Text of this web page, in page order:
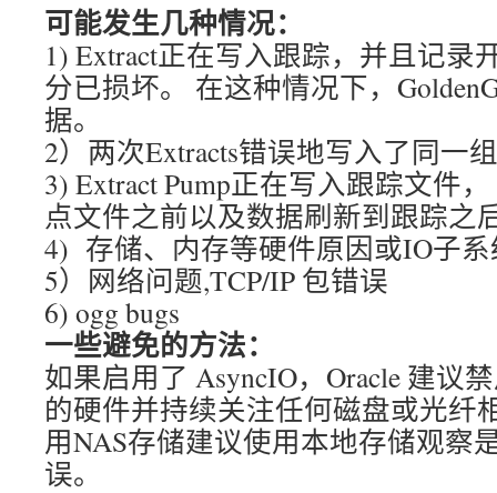
可能发生几种情况：
1) Extract正在写入跟踪，并且记录
分已损坏。 在这种情况下，
据。
2）两次Extracts错误地写入了同一
3) Extract Pump正在写入跟踪文件
点文件之前以及数据刷新到跟踪之
4) 存储、内存等硬件原因或IO子
5）网络问题,TCP/IP 包错误
6) ogg bugs
一些避免的方法：
如果启用了 AsyncIO，Oracle 建议
的硬件并持续关注任何磁盘或光纤
用NAS存储建议使用本地存储观察
误。